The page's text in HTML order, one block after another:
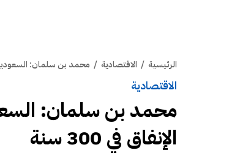
الرئيسية / الاقتصادية / محمد بن سلمان: السعودية
الاقتصادية
محمد بن سلمان:
الإنفاق في 300 سنة